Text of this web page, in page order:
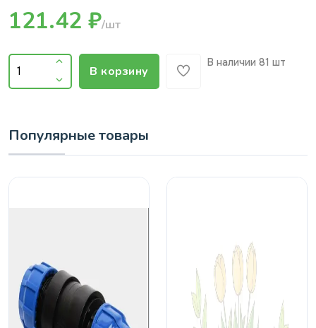
121.42 ₽/шт
В корзину
В наличии 81 шт
Популярные товары